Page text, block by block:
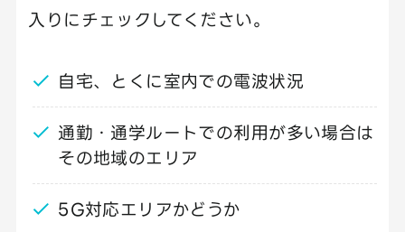
入りにチェックしてください。
自宅、とくに室内での電波状況
通勤・通学ルートでの利用が多い場合は
その地域のエリア
5G対応エリアかどうか